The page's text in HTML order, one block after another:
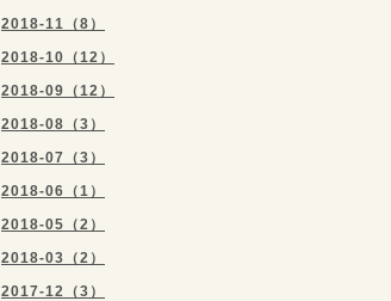
2018-11（8）
2018-10（12）
2018-09（12）
2018-08（3）
2018-07（3）
2018-06（1）
2018-05（2）
2018-03（2）
2017-12（3）